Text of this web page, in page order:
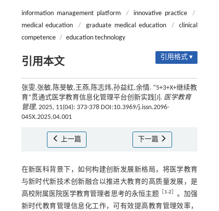
information management platform / innovative practice
/
medical education
/ graduate medical education /
clinical
competence / education technology
引用本文 引用格式 ▾
张雯,张敏,陈旻敏,王燕,陈志炜,孙益红,余情. “5+3+X+继续教
育”贯通式医学教育信息化管理平台创新实践[J]. 医学教育
管理, 2025, 11(04): 373-378 DOI:10.3969/j.issn.2096-
045X.2025.04.001
上一篇 下一篇
在新医科背景下，如何构建创新发展新格局，将医学教育
与新时代新技术创新融合以推进大教育的高质量发展，是
高校附属医院医学教育管理者思考的永恒主题
1-2
。加强
新时代教育管理信息化工作，可有效提高教育管理效率，